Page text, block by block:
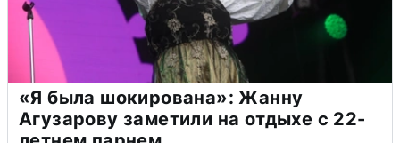
«Я была шокирована»: Жанну
Агузарову заметили на отдыхе с 22-